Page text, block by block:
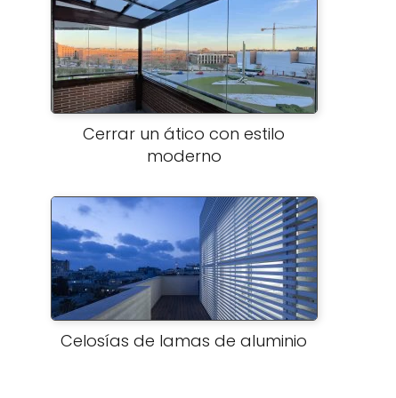
Cerrar un ático con estilo
moderno
Celosías de lamas de aluminio